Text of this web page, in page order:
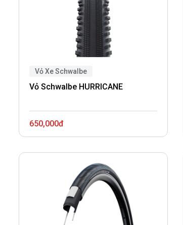
Vỏ Xe Schwalbe
Vỏ Schwalbe HURRICANE
650,000đ